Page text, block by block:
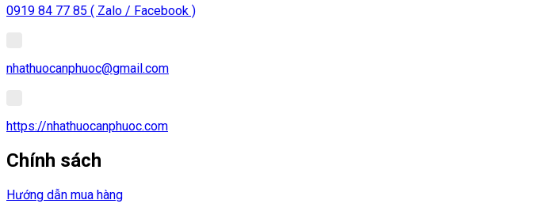
0919 84 77 85 ( Zalo / Facebook )
nhathuocanphuoc@gmail.com
https://nhathuocanphuoc.com
Chính sách
Hướng dẫn mua hàng